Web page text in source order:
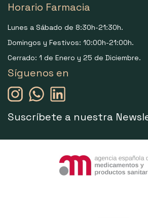
Horario Farmacia
Lunes a Sábado de 8:30h-21:30h.
Domingos y Festivos: 10:00h-21:00h.
Cerrado: 1 de Enero y 25 de Diciembre.
Síguenos en
Suscríbete a nuestra